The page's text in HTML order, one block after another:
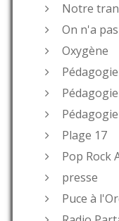
Notre
On n'a
Oxygène
Pédagogie
Plage 17
Pop Rock
presse
Puce à